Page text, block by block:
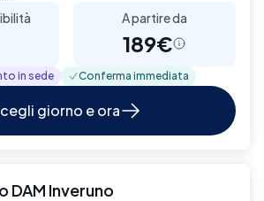
A partire da
189€
in sede Conferma immediata
giorno e ora
DAM Inveruno